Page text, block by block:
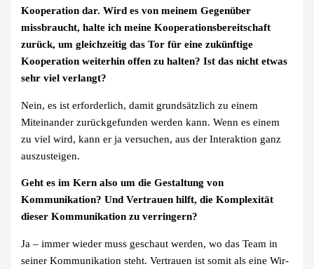
Kooperation dar. Wird es von meinem Gegenüber
missbraucht, halte ich meine Kooperationsbereitschaft
zurück, um gleichzeitig das Tor für eine zukünftige
Kooperation weiterhin offen zu halten? Ist das nicht etwas
sehr viel verlangt?
Nein, es ist erforderlich, damit grundsätzlich zu einem
Miteinander zurückgefunden werden kann. Wenn es einem
zu viel wird, kann er ja versuchen, aus der Interaktion ganz
auszusteigen.
Geht es im Kern also um die Gestaltung von
Kommunikation? Und Vertrauen hilft, die Komplexität
dieser Kommunikation zu verringern?
Ja – immer wieder muss geschaut werden, wo das Team in
seiner Kommunikation steht. Vertrauen ist somit als eine Wir-